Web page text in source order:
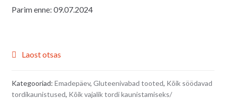
Parim enne: 09.07.2024
Laost otsas
Kategooriad: Emadepäev, Gluteenivabad tooted, Kõik söödavad
tordikaunistused, Kõik vajalik tordi kaunistamiseks/